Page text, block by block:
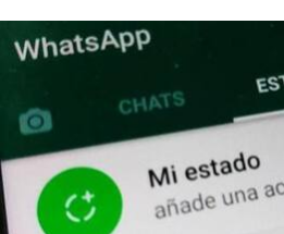
Infotechnology
Clima
Mundial 2026
Eventos Corporativos